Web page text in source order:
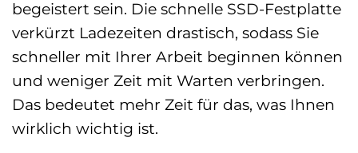
begeistert sein. Die schnelle SSD-Festplatte
verkürzt Ladezeiten drastisch, sodass Sie
schneller mit Ihrer Arbeit beginnen können
und weniger Zeit mit Warten verbringen.
Das bedeutet mehr Zeit für das, was Ihnen
wirklich wichtig ist.